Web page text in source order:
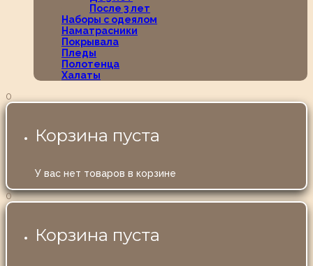
После 3 лет
Наборы с одеялом
Наматрасники
Покрывала
Пледы
Полотенца
Халаты
0
Корзина пуста
У вас нет товаров в корзине
0
Корзина пуста